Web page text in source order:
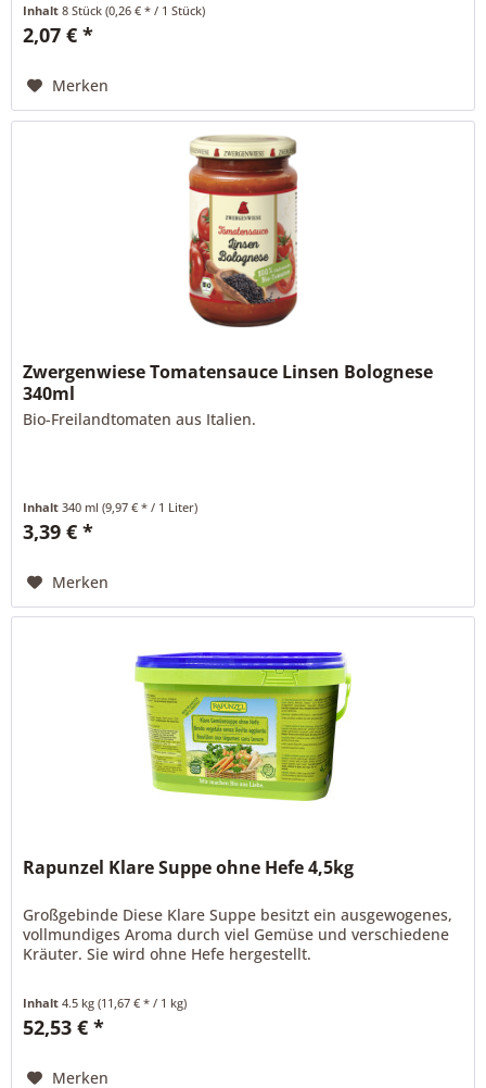
Inhalt8 Stück(0,26 € * / 1 Stück)
2,07 € *
Merken
Zwergenwiese Tomatensauce Linsen Bolognese
340ml
Bio-Freilandtomaten aus Italien.
Inhalt340 ml(9,97 € * / 1 Liter)
3,39 € *
Merken
Rapunzel Klare Suppe ohne Hefe 4,5kg
Großgebinde Diese Klare Suppe besitzt ein ausgewogenes,
vollmundiges Aroma durch viel Gemüse und verschiedene
Kräuter. Sie wird ohne Hefe hergestellt.
Inhalt4.5 kg(11,67 € * / 1 kg)
52,53 € *
Merken